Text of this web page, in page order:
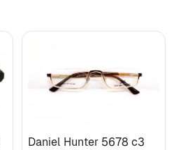
Daniel Hunter 5678 с3